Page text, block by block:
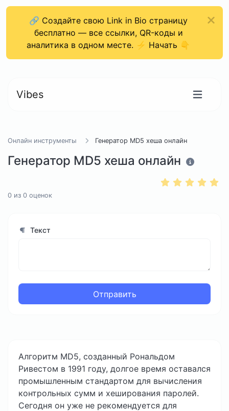
🔗 Создайте свою Link in Bio страницу
бесплатно — все ссылки, QR-коды и
аналитика в одном месте. ⚡ Начать 👇
Vibes
Онлайн инструменты Генератор MD5 хеша онлайн
Генератор MD5 хеша онлайн
0 из 0 оценок
Текст
Отправить
Алгоритм MD5, созданный Рональдом
Ривестом в 1991 году, долгое время оставался
промышленным стандартом для вычисления
контрольных сумм и хеширования паролей.
Сегодня он уже не рекомендуется для